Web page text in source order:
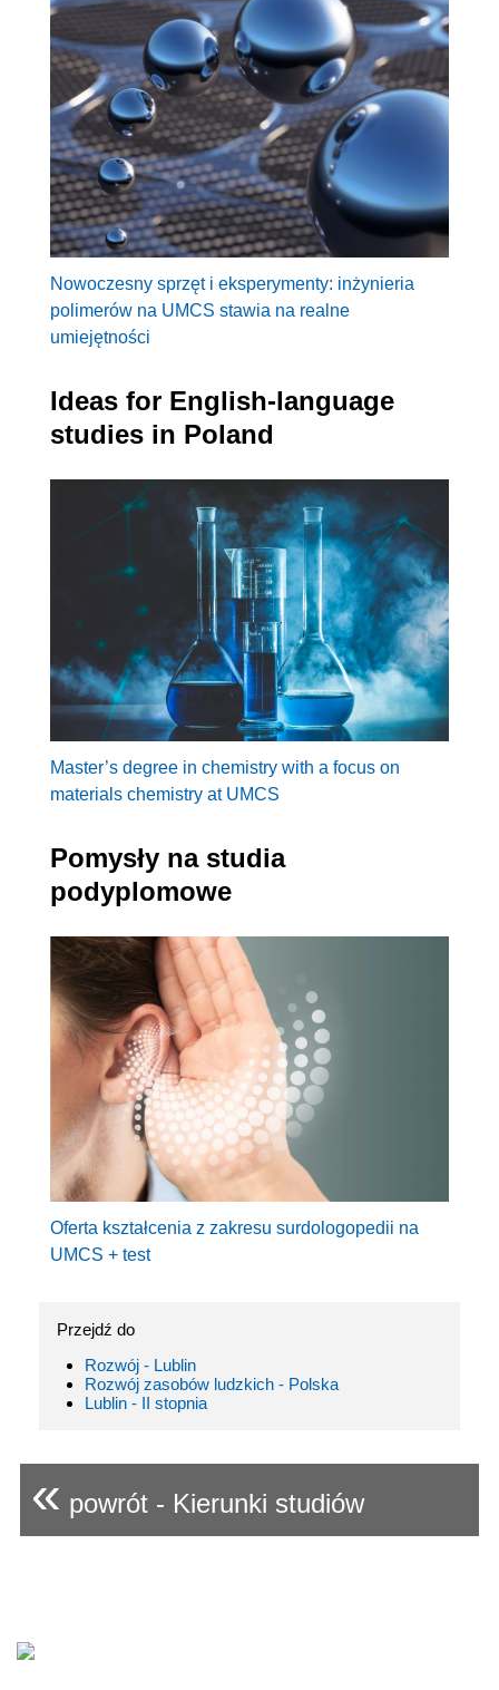
Nowoczesny sprzęt i eksperymenty: inżynieria
polimerów na UMCS stawia na realne
umiejętności
Ideas for English-language
studies in Poland
Master’s degree in chemistry with a focus on
materials chemistry at UMCS
Pomysły na studia
podyplomowe
Oferta kształcenia z zakresu surdologopedii na
UMCS + test
Przejdź do
Rozwój - Lublin
Rozwój zasobów ludzkich - Polska
Lublin - II stopnia
« powrót - Kierunki studiów